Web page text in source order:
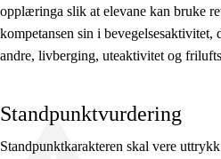
opplæringa slik at elevane kan bruke
kompetansen sin i bevegelsesaktivitet,
andre, livberging, uteaktivitet og
Standpunktvurdering
Standpunktkarakteren skal vere